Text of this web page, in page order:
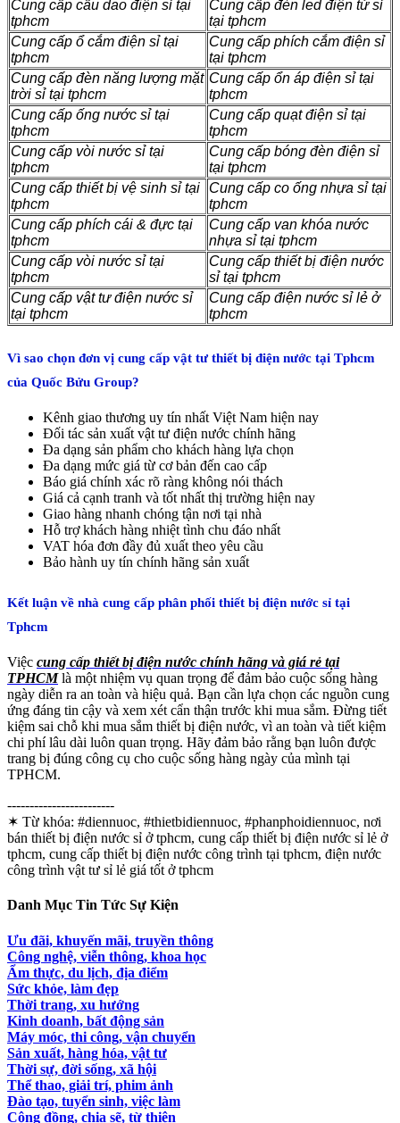
Cung cấp cầu dao điện sỉ tại
tphcm
Cung cấp đèn led điện tử sỉ
tại tphcm
Cung cấp ổ cắm điện sỉ tại
tphcm
Cung cấp phích cắm điện sỉ
tại tphcm
Cung cấp đèn năng lượng mặt
trời sỉ tại tphcm
Cung cấp ổn áp điện sỉ tại
tphcm
Cung cấp ống nước sỉ tại
tphcm
Cung cấp quạt điện sỉ tại
tphcm
Cung cấp vòi nước sỉ tại
tphcm
Cung cấp bóng đèn điện sỉ
tại tphcm
Cung cấp thiết bị vệ sinh sỉ tại
tphcm
Cung cấp co ống nhựa sỉ tại
tphcm
Cung cấp phích cái & đực tại
tphcm
Cung cấp van khóa nước
nhựa sỉ tại tphcm
Cung cấp vòi nước sỉ tại
tphcm
Cung cấp thiết bị điện nước
sỉ tại tphcm
Cung cấp vật tư điện nước sỉ
tại tphcm
Cung cấp điện nước sỉ lẻ ở
tphcm
Vì sao chọn đơn vị cung cấp vật tư thiết bị điện nước tại Tphcm
của Quốc Bửu Group?
Kênh giao thương uy tín nhất Việt Nam hiện nay
Đối tác sản xuất vật tư điện nước chính hãng
Đa dạng sản phẩm cho khách hàng lựa chọn
Đa dạng mức giá từ cơ bản đến cao cấp
Báo giá chính xác rõ ràng không nói thách
Giá cả cạnh tranh và tốt nhất thị trường hiện nay
Giao hàng nhanh chóng tận nơi tại nhà
Hỗ trợ khách hàng nhiệt tình chu đáo nhất
VAT hóa đơn đầy đủ xuất theo yêu cầu
Bảo hành uy tín chính hãng sản xuất
Kết luận về nhà cung cấp phân phối thiết bị điện nước sỉ tại
Tphcm
Việc cung cấp thiết bị điện nước chính hãng và giá rẻ tại
TPHCMlà một nhiệm vụ quan trọng để đảm bảo cuộc sống hàng
ngày diễn ra an toàn và hiệu quả. Bạn cần lựa chọn các nguồn cung
ứng đáng tin cậy và xem xét cẩn thận trước khi mua sắm. Đừng tiết
kiệm sai chỗ khi mua sắm thiết bị điện nước, vì an toàn và tiết kiệm
chi phí lâu dài luôn quan trọng. Hãy đảm bảo rằng bạn luôn được
trang bị đúng công cụ cho cuộc sống hàng ngày của mình tại
TPHCM.
------------------------
✶ Từ khóa: #diennuoc, #thietbidiennuoc, #phanphoidiennuoc, nơi
bán thiết bị điện nước sỉ ở tphcm, cung cấp thiết bị điện nước sỉ lẻ ở
tphcm, cung cấp thiết bị điện nước công trình tại tphcm, điện nước
công trình vật tư sỉ lẻ giá tốt ở tphcm
Danh Mục Tin Tức Sự Kiện
Ưu đãi, khuyến mãi, truyền thông
Công nghệ, viễn thông, khoa học
Ẩm thực, du lịch, địa điểm
Sức khỏe, làm đẹp
Thời trang, xu hướng
Kinh doanh, bất động sản
Máy móc, thi công, vận chuyển
Sản xuất, hàng hóa, vật tư
Thời sự, đời sống, xã hội
Thể thao, giải trí, phim ảnh
Đào tạo, tuyển sinh, việc làm
Cộng đồng, chia sẽ, từ thiện